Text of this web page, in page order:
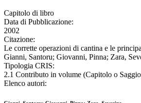
Capitolo di libro
Data di Pubblicazione:
2002
Citazione:
Le corrette operazioni di cantina e le
Gianni, Santoru; Giovanni, Pinna; Zara,
Tipologia CRIS:
2.1 Contributo in volume (Capitolo o
Elenco autori: